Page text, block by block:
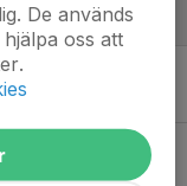
De används
oss att